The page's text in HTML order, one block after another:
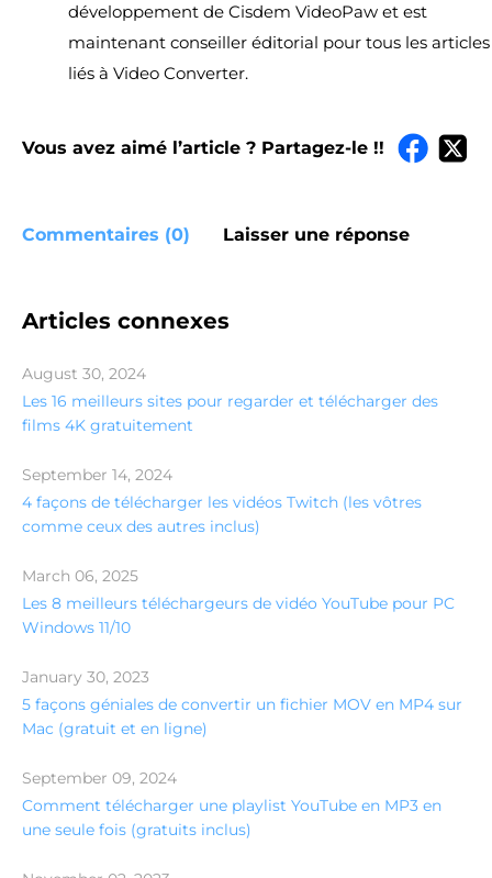
développement de Cisdem VideoPaw et est
maintenant conseiller éditorial pour tous les articles
liés à Video Converter.
Vous avez aimé l’article ? Partagez-le !!
Commentaires (0) Laisser une réponse
Articles connexes
August 30, 2024
Les 16 meilleurs sites pour regarder et télécharger des
films 4K gratuitement
September 14, 2024
4 façons de télécharger les vidéos Twitch (les vôtres
comme ceux des autres inclus)
March 06, 2025
Les 8 meilleurs téléchargeurs de vidéo YouTube pour PC
Windows 11/10
January 30, 2023
5 façons géniales de convertir un fichier MOV en MP4 sur
Mac (gratuit et en ligne)
September 09, 2024
Comment télécharger une playlist YouTube en MP3 en
une seule fois (gratuits inclus)